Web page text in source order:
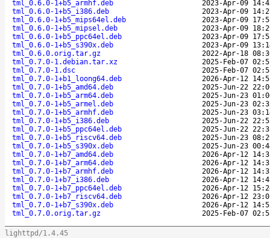
tml_0.6.0-1+b5_armhf.deb
2023-Apr-09
tml_0.6.0-1+b5_i386.deb
2023-Apr-09
tml_0.6.0-1+b5_mips64el.deb
2023-Apr-09
tml_0.6.0-1+b5_mipsel.deb
2023-Apr-09
tml_0.6.0-1+b5_ppc64el.deb
2023-Apr-09
tml_0.6.0-1+b5_s390x.deb
2023-Apr-09
tml_0.6.0.orig.tar.gz
2022-Apr-18
tml_0.7.0-1.debian.tar.xz
2025-Feb-07
tml_0.7.0-1.dsc
2025-Feb-07
tml_0.7.0-1+b1_loong64.deb
2026-Apr-12
tml_0.7.0-1+b5_amd64.deb
2025-Jun-22
tml_0.7.0-1+b5_arm64.deb
2025-Jun-23
tml_0.7.0-1+b5_armel.deb
2025-Jun-23
tml_0.7.0-1+b5_armhf.deb
2025-Jun-23
tml_0.7.0-1+b5_i386.deb
2025-Jun-22
tml_0.7.0-1+b5_ppc64el.deb
2025-Jun-22
tml_0.7.0-1+b5_riscv64.deb
2025-Jun-23
tml_0.7.0-1+b5_s390x.deb
2025-Jun-23
tml_0.7.0-1+b7_amd64.deb
2026-Apr-12
tml_0.7.0-1+b7_arm64.deb
2026-Apr-12
tml_0.7.0-1+b7_armhf.deb
2026-Apr-12
tml_0.7.0-1+b7_i386.deb
2026-Apr-12
tml_0.7.0-1+b7_ppc64el.deb
2026-Apr-12
tml_0.7.0-1+b7_riscv64.deb
2026-Apr-12
tml_0.7.0-1+b7_s390x.deb
2026-Apr-12
tml_0.7.0.orig.tar.gz
2025-Feb-07
lighttpd/1.4.45